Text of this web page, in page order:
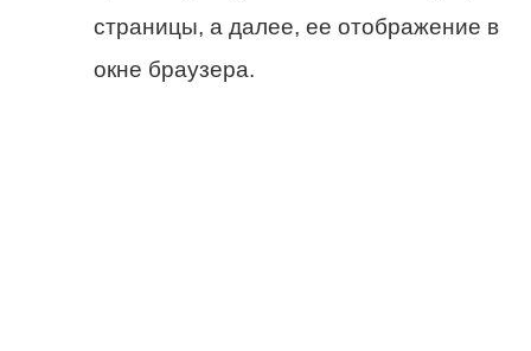
страницы, а далее, ее отображение в
окне браузера.